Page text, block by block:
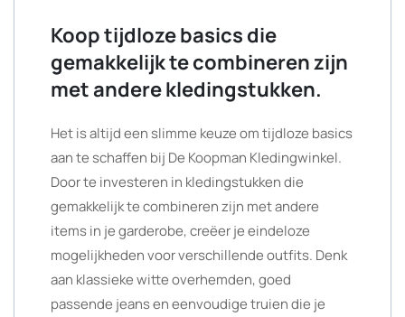
Koop tijdloze basics die
gemakkelijk te combineren zijn
met andere kledingstukken.
Het is altijd een slimme keuze om tijdloze basics
aan te schaffen bij De Koopman Kledingwinkel.
Door te investeren in kledingstukken die
gemakkelijk te combineren zijn met andere
items in je garderobe, creëer je eindeloze
mogelijkheden voor verschillende outfits. Denk
aan klassieke witte overhemden, goed
passende jeans en eenvoudige truien die je